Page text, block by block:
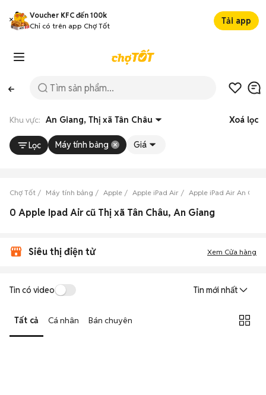
Voucher KFC đến 100k
Chỉ có trên app Chợ Tốt
Tải app
Khu vực: An Giang, Thị xã Tân Châu Xoá lọc
Lọc Máy tính bảng Giá
Chợ Tốt Máy tính bảng Apple Apple iPad Air Apple iPad Air An
0 Apple Ipad Air cũ Thị xã Tân Châu, An Giang
Siêu thị điện tử Xem Cửa hàng
Tin có video Tin mới nhất
Tất cả Cá nhân Bán chuyên